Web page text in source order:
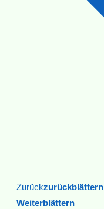
ZurückZurückblättern
Weiterblättern